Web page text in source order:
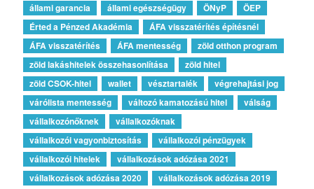
állami garancia
állami egészségügy ÖNyP
ÖEP
Érted a Pénzed Akadémia
ÁFA visszatérítés építésnél
ÁFA visszatérítés
ÁFA mentesség
zöld otthon program
zöld lakáshitelek összehasonlítása
zöld hitel
zöld CSOK-hitel
wallet vésztartalék
végrehajtási jog
várólista mentesség
változó kamatozású hitel
válság
vállalkozónőknek
vállalkozóknak
vállalkozói vagyonbiztosítás
vállalkozói pénzügyek
vállalkozói hitelek
vállalkozások adózása 2021
vállalkozások adózása 2020
vállalkozások adózása 2019